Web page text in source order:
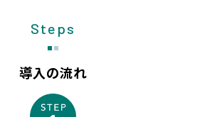
Steps
導入の流れ